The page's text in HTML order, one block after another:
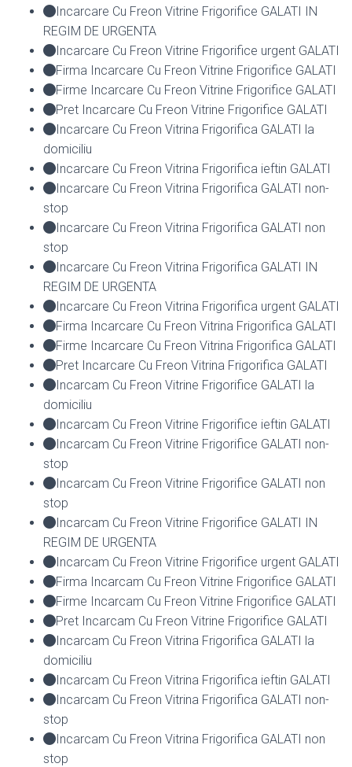
Incarcare Cu Freon Vitrine Frigorifice GALATI IN
REGIM DE URGENTA
Incarcare Cu Freon Vitrine Frigorifice urgent GALATI
Firma Incarcare Cu Freon Vitrine Frigorifice GALATI
Firme Incarcare Cu Freon Vitrine Frigorifice GALATI
Pret Incarcare Cu Freon Vitrine Frigorifice GALATI
Incarcare Cu Freon Vitrina Frigorifica GALATI la
domiciliu
Incarcare Cu Freon Vitrina Frigorifica ieftin GALATI
Incarcare Cu Freon Vitrina Frigorifica GALATI non-
stop
Incarcare Cu Freon Vitrina Frigorifica GALATI non
stop
Incarcare Cu Freon Vitrina Frigorifica GALATI IN
REGIM DE URGENTA
Incarcare Cu Freon Vitrina Frigorifica urgent GALATI
Firma Incarcare Cu Freon Vitrina Frigorifica GALATI
Firme Incarcare Cu Freon Vitrina Frigorifica GALATI
Pret Incarcare Cu Freon Vitrina Frigorifica GALATI
Incarcam Cu Freon Vitrine Frigorifice GALATI la
domiciliu
Incarcam Cu Freon Vitrine Frigorifice ieftin GALATI
Incarcam Cu Freon Vitrine Frigorifice GALATI non-
stop
Incarcam Cu Freon Vitrine Frigorifice GALATI non
stop
Incarcam Cu Freon Vitrine Frigorifice GALATI IN
REGIM DE URGENTA
Incarcam Cu Freon Vitrine Frigorifice urgent GALATI
Firma Incarcam Cu Freon Vitrine Frigorifice GALATI
Firme Incarcam Cu Freon Vitrine Frigorifice GALATI
Pret Incarcam Cu Freon Vitrine Frigorifice GALATI
Incarcam Cu Freon Vitrina Frigorifica GALATI la
domiciliu
Incarcam Cu Freon Vitrina Frigorifica ieftin GALATI
Incarcam Cu Freon Vitrina Frigorifica GALATI non-
stop
Incarcam Cu Freon Vitrina Frigorifica GALATI non
stop